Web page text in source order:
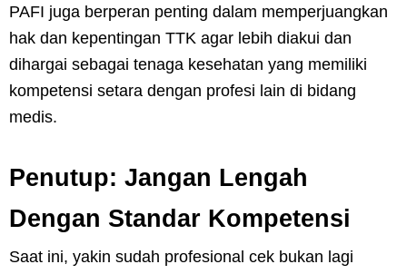
PAFI juga berperan penting dalam memperjuangkan
hak dan kepentingan TTK agar lebih diakui dan
dihargai sebagai tenaga kesehatan yang memiliki
kompetensi setara dengan profesi lain di bidang
medis.
Penutup: Jangan Lengah
Dengan Standar Kompetensi
Saat ini, yakin sudah profesional cek bukan lagi